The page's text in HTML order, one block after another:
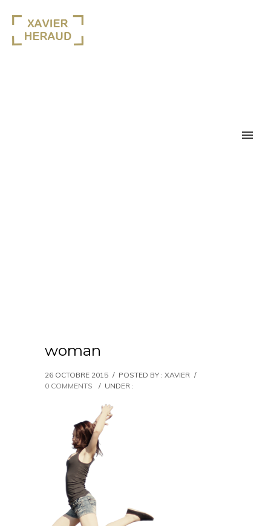
woman
26 OCTOBRE 2015 / POSTED BY : XAVIER /
0 COMMENTS
/ UNDER :